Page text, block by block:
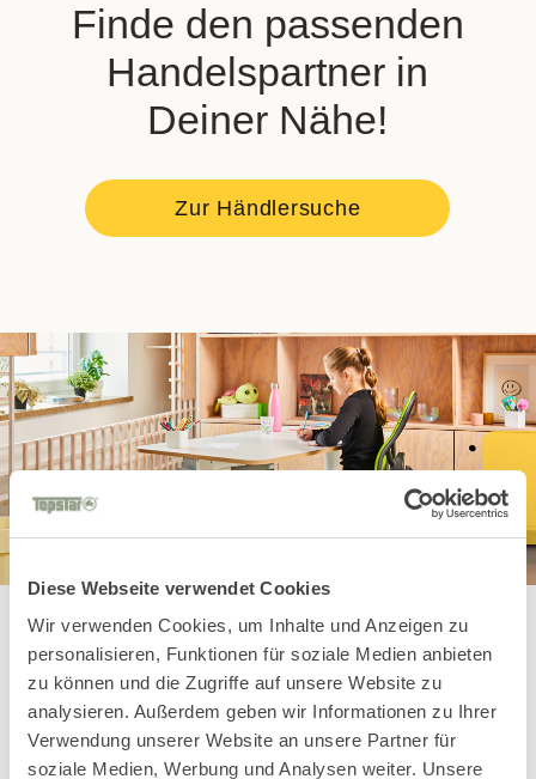
Diese Webseite verwendet Cookies
Wir verwenden Cookies, um Inhalte und Anzeigen zu
personalisieren, Funktionen für soziale Medien anbieten
zu können und die Zugriffe auf unsere Website zu
analysieren. Außerdem geben wir Informationen zu Ihrer
Verwendung unserer Website an unsere Partner für
soziale Medien, Werbung und Analysen weiter. Unsere
Finde den passenden
Handelspartner in
Deiner Nähe!
Zur Händlersuche
Diese Kids